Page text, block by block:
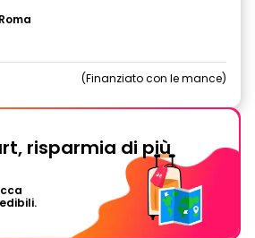
Finanziato con le mance
risparmia di più